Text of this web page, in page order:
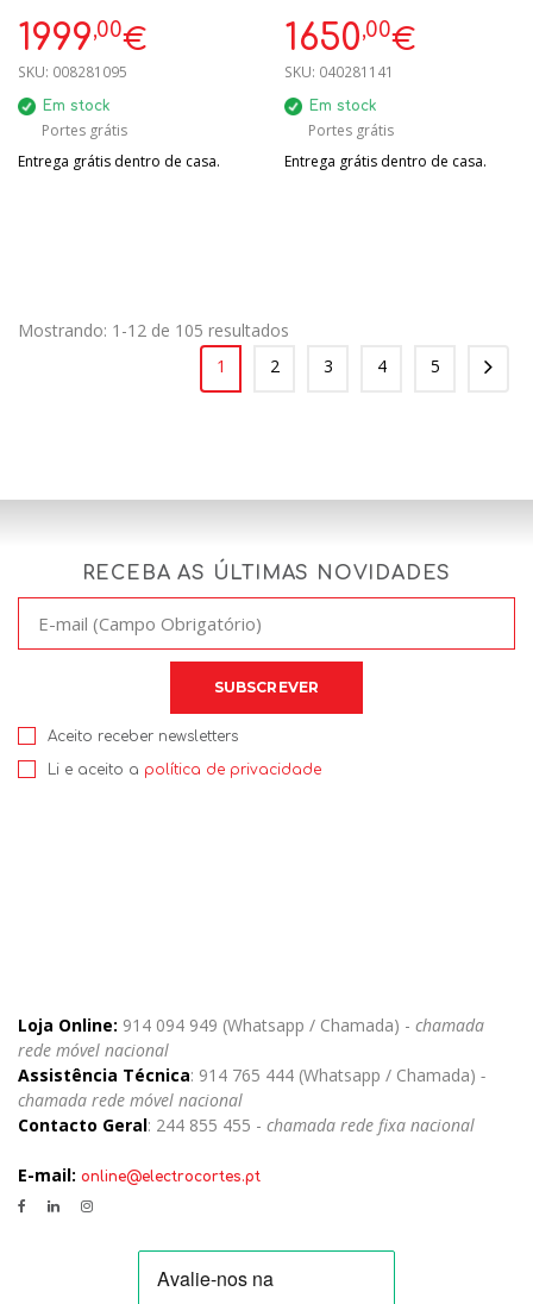
605L INOX | 5 ANOS
GARANTIA 1830X905X731 MM
1999,00€
SKU: 008281095
Em stock
Portes grátis
Entrega grátis dentro de casa.
FROST 641L 179X91.4X73.5CM
C/ LIGAÇÃO À REDE
1650,00€
SKU: 040281141
Em stock
Portes grátis
Entrega grátis dentro de casa.
Mostrando: 1-12 de 105 resultados
1
2 3 4 5
RECEBA AS ÚLTIMAS NOVIDADES
Aceito receber newsletters
Li e aceito a política de privacidade
Loja Online: 914 094 949 (Whatsapp / Chamada) - chamada
rede móvel nacional
Assistência Técnica: 914 765 444 (Whatsapp / Chamada) -
chamada rede móvel nacional
Contacto Geral: 244 855 455 - chamada rede fixa nacional
E-mail: online@electrocortes.pt